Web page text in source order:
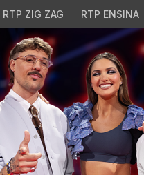
RTP ZIG ZAG RTP ENSINA